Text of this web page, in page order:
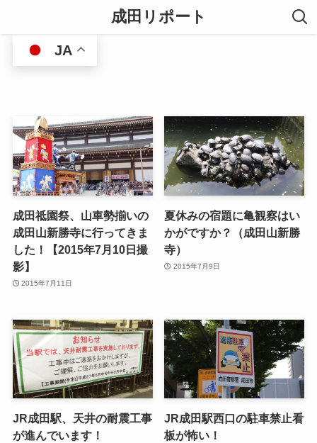
成田リポート
JA
成田祗園祭、山車勢揃いの
成田山新勝寺に行ってきま
した！【2015年7月10日撮
影】
2015年7月11日
夏休みの宿題に亀観察はい
かがですか？（成田山新勝
寺）
2015年7月9日
JR成田駅、天井の耐震工事
が進んでいます！
JR成田駅西口の駐車禁止看
板が怖い！